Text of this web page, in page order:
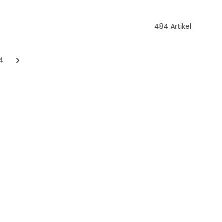
484 Artikel